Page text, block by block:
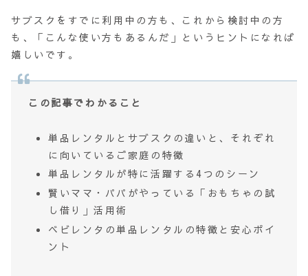
サブスクをすでに利用中の方も、これから検討中の方
も、「こんな使い方もあるんだ」というヒントになれば
嬉しいです。
この記事でわかること
単品レンタルとサブスクの違いと、それぞれ
に向いているご家庭の特徴
単品レンタルが特に活躍する4つのシーン
賢いママ・パパがやっている「おもちゃの試
し借り」活用術
ベビレンタの単品レンタルの特徴と安心ポイ
ント